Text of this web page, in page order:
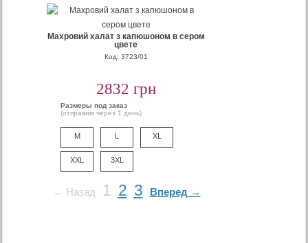
Махровий халат з капюшоном в сером
цвете
Код: 3723/01
2832 грн
Размеры под заказ
(отправим через 1 день)
M L XL
XXL 3XL
← Назад 1 2 3 Вперед →